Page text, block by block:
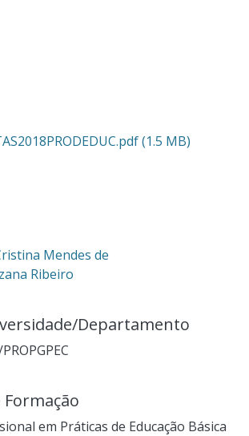
(1.5 MB)
Mendes de
Ribeiro
Departamento
em Práticas de Educação Básica